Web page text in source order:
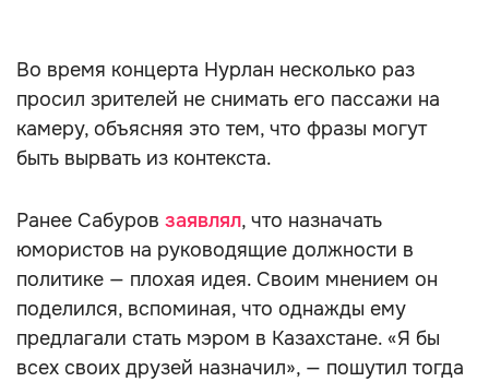
Во время концерта Нурлан несколько раз
просил зрителей не снимать его пассажи на
камеру, объясняя это тем, что фразы могут
быть вырвать из контекста.
Ранее Сабуров заявлял, что назначать
юмористов на руководящие должности в
политике — плохая идея. Своим мнением он
поделился, вспоминая, что однажды ему
предлагали стать мэром в Казахстане. «Я бы
всех своих друзей назначил», — пошутил тогда